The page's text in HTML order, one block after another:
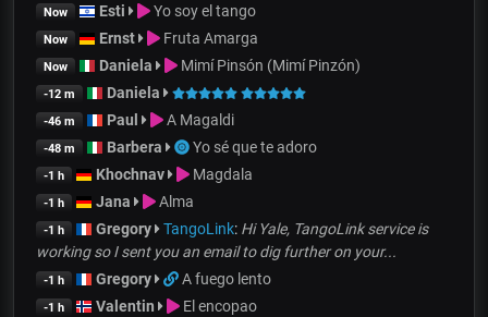
Now Esti Yo soy el tango
Now Ernst Fruta Amarga
Now Daniela Mimí Pinsón (Mimí Pinzón)
-12 m Daniela
-46 m Paul A Magaldi
-48 m Barbera Yo sé que te adoro
-1 h Khochnav Magdala
-1 h Jana Alma
-1 h Gregory TangoLink: Hi Yale, TangoLink service is
working so I sent you an email to dig further on your...
-1 h Gregory A fuego lento
-1 h Valentin El encopao